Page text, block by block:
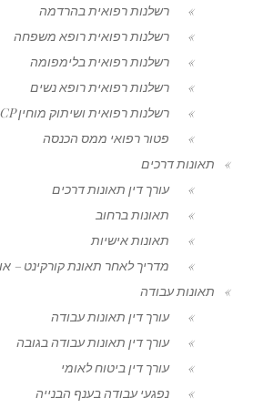
רשלנות רפואית בהרדמה
רשלנות רפואית רופא משפחה
רשלנות רפואית בלימפומה
רשלנות רפואית רופא נשים
רשלנות רפואית ושיתוק מוחין CP
פטור רפואי ממס הכנסה
תאונות דרכים
עורך דין תאונות דרכים
תאונות ברחוב
תאונות אישיות
מדריך לאחר תאונת קורקינט –
תאונות עבודה
עורך דין תאונות עבודה
עורך דין תאונות עבודה בגובה
עורך דין ביטוח לאומי
נפגעי עבודה בענף הבנייה